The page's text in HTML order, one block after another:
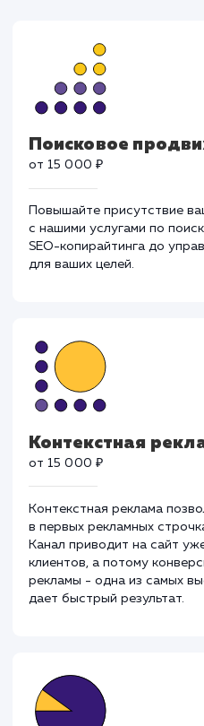
Поисковое
с нашими услугами по
SEO-копирайтинга до
для ваших целей.
Контекстная
от 15 000 ₽
в первых рекламных
Канал приводит на сайт
клиентов, а потому